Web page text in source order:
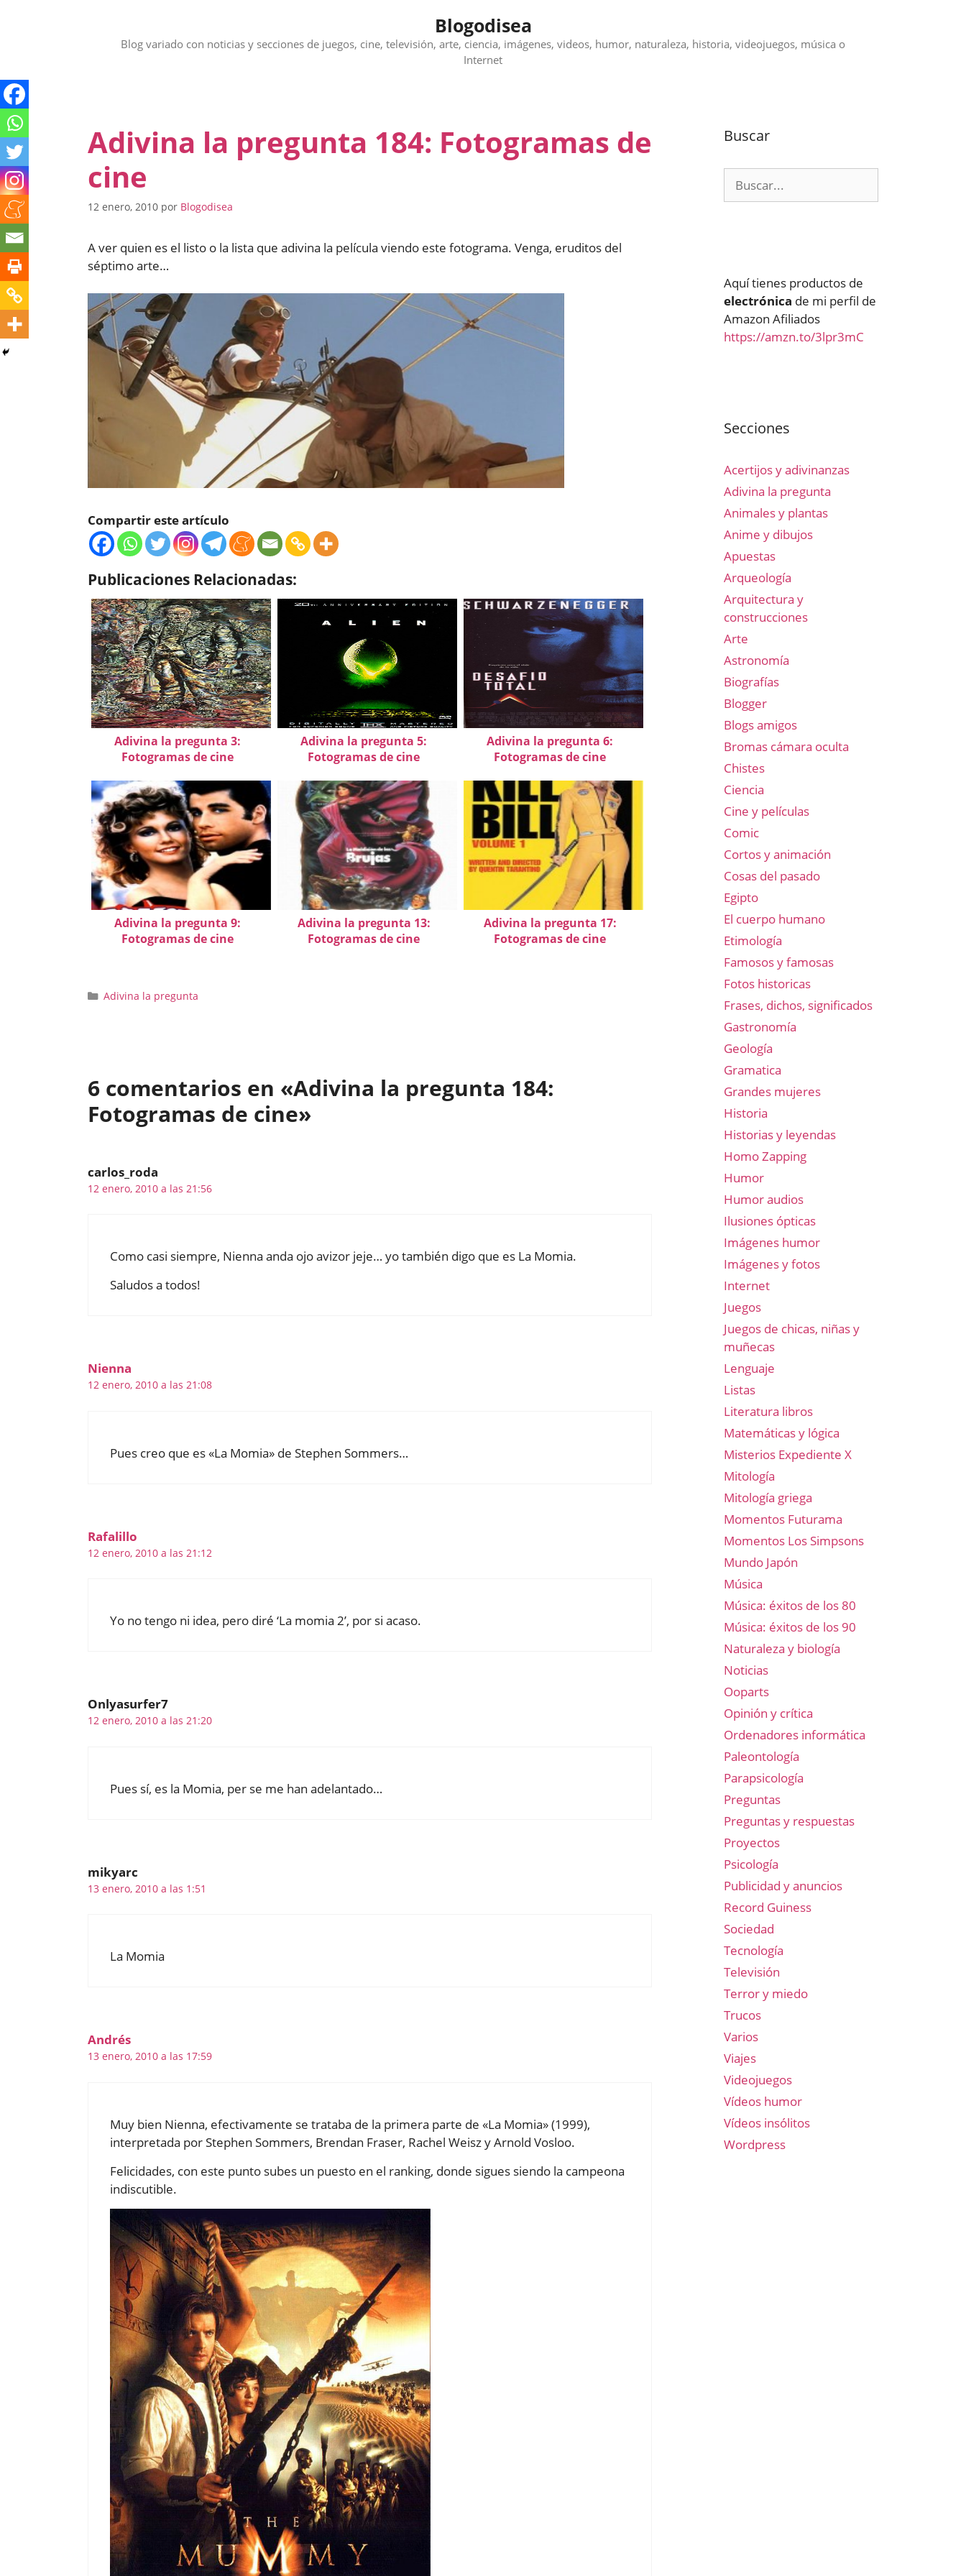
Blogodisea
Blog variado con noticias y secciones de juegos, cine, televisión, arte, ciencia, imágenes, videos, humor, naturaleza, historia, videojuegos, música o
Internet
Adivina la pregunta 184: Fotogramas de
cine
12 enero, 2010 por Blogodisea
A ver quien es el listo o la lista que adivina la película viendo este fotograma. Venga, eruditos del
séptimo arte…
Compartir este artículo
Publicaciones Relacionadas:
Adivina la pregunta 3:
Fotogramas de cine
Adivina la pregunta 5:
Fotogramas de cine
Adivina la pregunta 6:
Fotogramas de cine
Adivina la pregunta 9:
Fotogramas de cine
Adivina la pregunta 13:
Fotogramas de cine
Adivina la pregunta 17:
Fotogramas de cine
Categorías
Adivina la pregunta
6 comentarios en «Adivina la pregunta 184:
Fotogramas de cine»
carlos_roda
12 enero, 2010 a las 21:56
Como casi siempre, Nienna anda ojo avizor jeje… yo también digo que es La Momia.
Saludos a todos!
Nienna
12 enero, 2010 a las 21:08
Pues creo que es «La Momia» de Stephen Sommers…
Rafalillo
12 enero, 2010 a las 21:12
Yo no tengo ni idea, pero diré ‘La momia 2’, por si acaso.
Onlyasurfer7
12 enero, 2010 a las 21:20
Pues sí, es la Momia, per se me han adelantado…
mikyarc
13 enero, 2010 a las 1:51
La Momia
Andrés
13 enero, 2010 a las 17:59
Muy bien Nienna, efectivamente se trataba de la primera parte de «La Momia» (1999),
interpretada por Stephen Sommers, Brendan Fraser, Rachel Weisz y Arnold Vosloo.
Felicidades, con este punto subes un puesto en el ranking, donde sigues siendo la campeona
indiscutible.
Buscar
Aquí tienes productos de
electrónica de mi perfil de
Amazon Afiliados
https://amzn.to/3lpr3mC
Secciones
Acertijos y adivinanzas
Adivina la pregunta
Animales y plantas
Anime y dibujos
Apuestas
Arqueología
Arquitectura y
construcciones
Arte
Astronomía
Biografías
Blogger
Blogs amigos
Bromas cámara oculta
Chistes
Ciencia
Cine y películas
Comic
Cortos y animación
Cosas del pasado
Egipto
El cuerpo humano
Etimología
Famosos y famosas
Fotos historicas
Frases, dichos, significados
Gastronomía
Geología
Gramatica
Grandes mujeres
Historia
Historias y leyendas
Homo Zapping
Humor
Humor audios
Ilusiones ópticas
Imágenes humor
Imágenes y fotos
Internet
Juegos
Juegos de chicas, niñas y
muñecas
Lenguaje
Listas
Literatura libros
Matemáticas y lógica
Misterios Expediente X
Mitología
Mitología griega
Momentos Futurama
Momentos Los Simpsons
Mundo Japón
Música
Música: éxitos de los 80
Música: éxitos de los 90
Naturaleza y biología
Noticias
Ooparts
Opinión y crítica
Ordenadores informática
Paleontología
Parapsicología
Preguntas
Preguntas y respuestas
Proyectos
Psicología
Publicidad y anuncios
Record Guiness
Sociedad
Tecnología
Televisión
Terror y miedo
Trucos
Varios
Viajes
Videojuegos
Vídeos humor
Vídeos insólitos
Wordpress